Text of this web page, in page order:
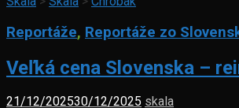
Reportáže, Reportáže zo
Veľká cena Slovenska –
21/12/202530/12/2025 skala